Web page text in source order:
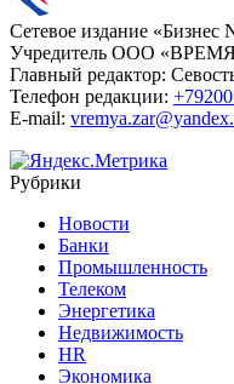
Сетевое издание «Бизнес
Учредитель ООО
Главный редактор:
Телефон редакции:
E-mail:
Рубрики
Новости
Банки
Промышленность
Телеком
Энергетика
Недвижимость
HR
Экономика